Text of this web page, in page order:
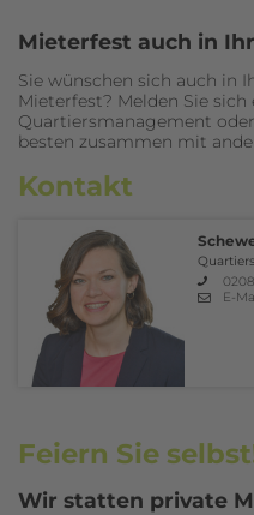
Mieterfest auch in
Sie wünschen sich auch in
Mieterfest? Melden Sie
Quartiersmanagement
besten zusammen mit
Kontakt
E-
Feiern Sie
Wir statten private